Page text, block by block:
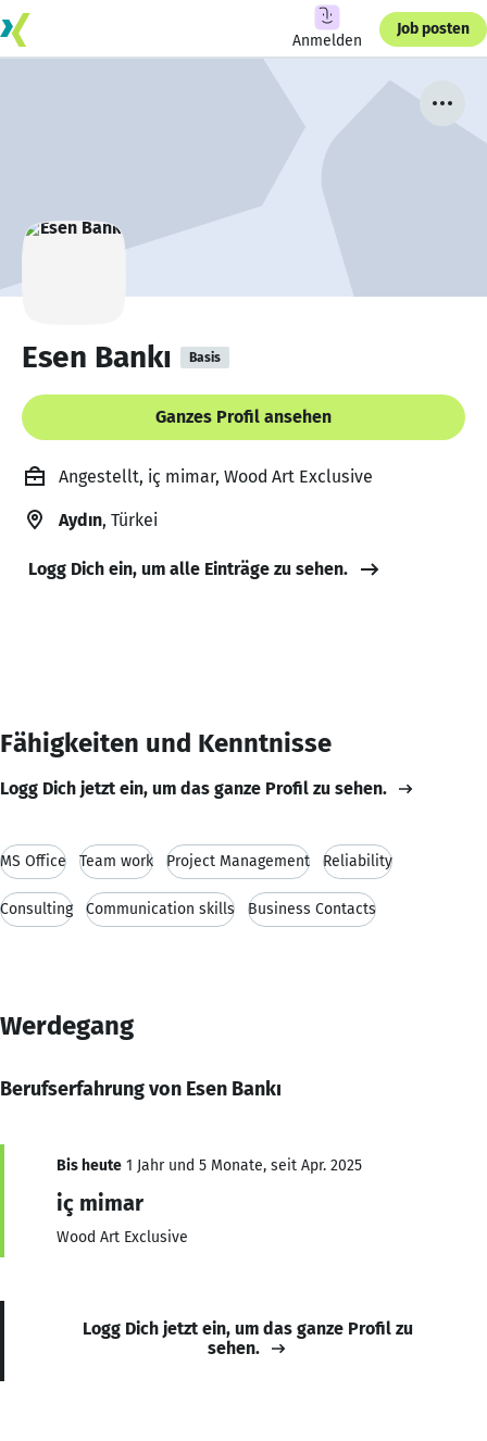
Anmelden
Job posten
Esen Bankı Basis
Ganzes Profil ansehen
Angestellt, iç mimar, Wood Art Exclusive
Aydın, Türkei
Logg Dich ein, um alle Einträge zu sehen.
Fähigkeiten und Kenntnisse
Logg Dich jetzt ein, um das ganze Profil zu sehen.
MS Office Team work Project Management Reliability
Consulting Communication skills Business Contacts
Werdegang
Berufserfahrung von Esen Bankı
Bis heute 1 Jahr und 5 Monate, seit Apr. 2025
iç mimar
Wood Art Exclusive
Logg Dich jetzt ein, um das ganze Profil zu
sehen.